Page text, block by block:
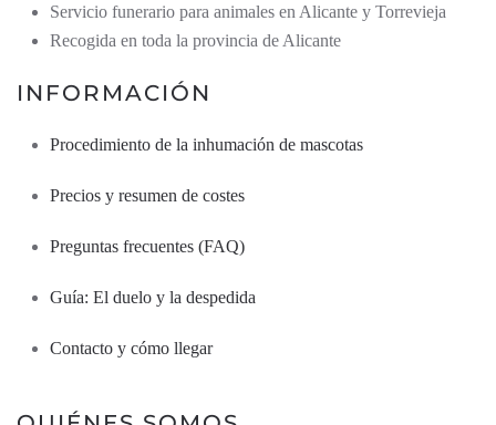
Servicio funerario para animales en Alicante y Torrevieja
Recogida en toda la provincia de Alicante
INFORMACIÓN
Procedimiento de la inhumación de mascotas
Precios y resumen de costes
Preguntas frecuentes (FAQ)
Guía: El duelo y la despedida
Contacto y cómo llegar